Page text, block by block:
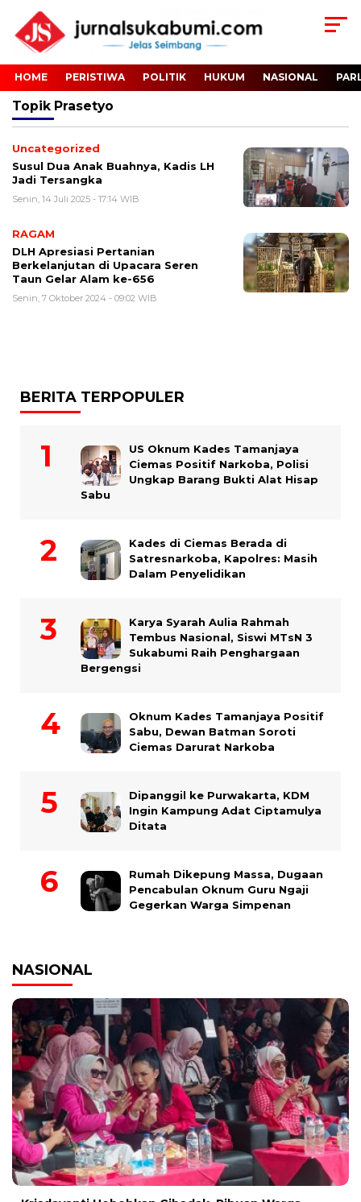
HOME PERISTIWA POLITIK HUKUM NASIONAL
Topik Prasetyo
Uncategorized
Susul Dua Anak Buahnya, Kadis LH
Jadi Tersangka
Senin, 14 Juli 2025 - 17:14 WIB
RAGAM
DLH Apresiasi Pertanian
Berkelanjutan di Upacara Seren
Taun Gelar Alam ke-656
Senin, 7 Oktober 2024 - 09:02 WIB
BERITA TERPOPULER
US Oknum Kades Tamanjaya
Ciemas Positif Narkoba, Polisi
Ungkap Barang Bukti Alat Hisap
Sabu
Kades di Ciemas Berada di
Satresnarkoba, Kapolres: Masih
Dalam Penyelidikan
Karya Syarah Aulia Rahmah
Tembus Nasional, Siswi MTsN 3
Sukabumi Raih Penghargaan
Bergengsi
Oknum Kades Tamanjaya Positif
Sabu, Dewan Batman Soroti
Ciemas Darurat Narkoba
Dipanggil ke Purwakarta, KDM
Ingin Kampung Adat Ciptamulya
Ditata
Rumah Dikepung Massa, Dugaan
Pencabulan Oknum Guru Ngaji
Gegerkan Warga Simpenan
NASIONAL